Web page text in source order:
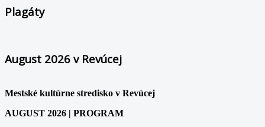
Plagáty
August 2026 v Revúcej
Mestské kultúrne stredisko v Revúcej
AUGUST 2026 | PROGRAM